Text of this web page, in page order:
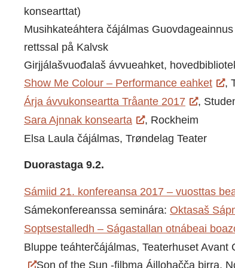
konsearttat)
Musihkateáhtera čájálmas
rettssal på Kalvsk
Girjjálašvuođalaš ávvueahket,
Show Me Colour – Performance eahket
,
Árja ávvukonseartta Tråante 2017
,
Sara Ajnnak konsearta
, Rockheim
Elsa Laula čájálmas, Trøndelag Teater
Duorastaga 9.2.
Sámiid 21. konfereansa 2017 – vuosttas
Sámekonfereanssa seminára: Oktasaš
Soptsestalledh – Ságastallan otnábeai
Bluppe teáhterčájálmas, Teaterhuset Avant
Son of the Sun -filbma Áillohačča birra,